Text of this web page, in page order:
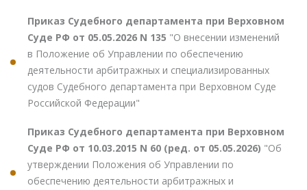
Приказ Судебного департамента при Верховном
Суде РФ от 05.05.2026 N 135 "О внесении изменений
в Положение об Управлении по обеспечению
деятельности арбитражных и специализированных
судов Судебного департамента при Верховном Суде
Российской Федерации"
Приказ Судебного департамента при Верховном
Суде РФ от 10.03.2015 N 60 (ред. от 05.05.2026) "Об
утверждении Положения об Управлении по
обеспечению деятельности арбитражных и